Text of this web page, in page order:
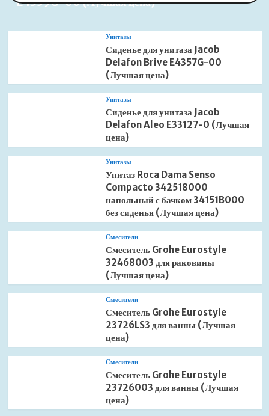
Унитазы
Сиденье для унитаза Jacob
Delafon Brive E4357G-00
(Лучшая цена)
Унитазы
Сиденье для унитаза Jacob
Delafon Aleo E33127-0 (Лучшая
цена)
Унитазы
Унитаз Roca Dama Senso
Compacto 342518000
напольный с бачком 34151B000
без сиденья (Лучшая цена)
Смесители
Смеситель Grohe Eurostyle
32468003 для раковины
(Лучшая цена)
Смесители
Смеситель Grohe Eurostyle
23726LS3 для ванны (Лучшая
цена)
Смесители
Смеситель Grohe Eurostyle
23726003 для ванны (Лучшая
цена)